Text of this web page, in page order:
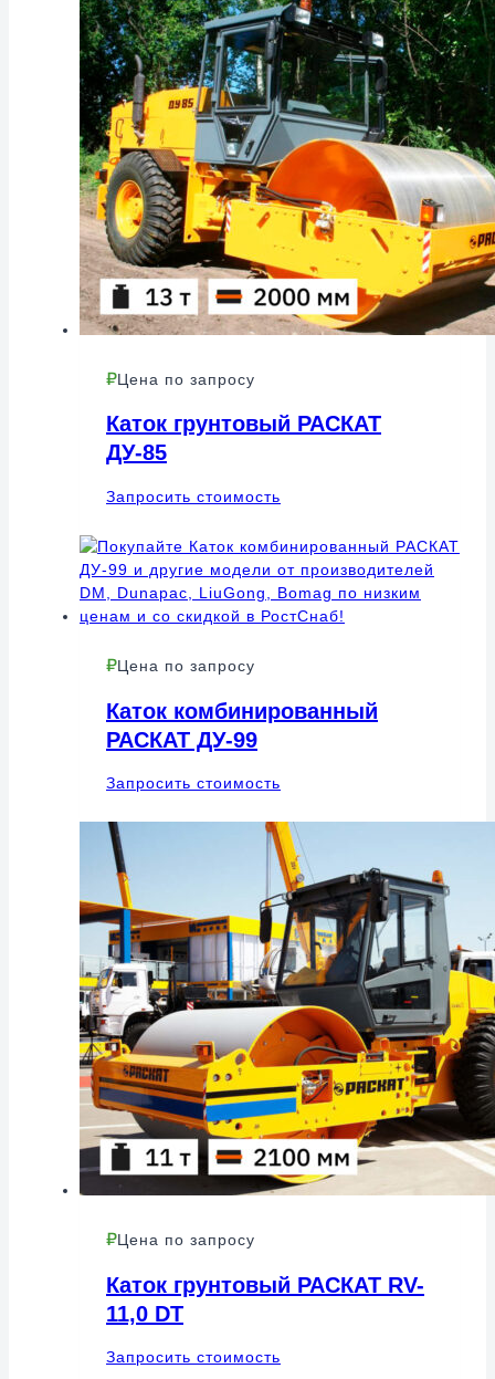
Цена по запросу
Каток грунтовый РАСКАТ
ДУ-85
Запросить стоимость
Цена по запросу
Каток комбинированный
РАСКАТ ДУ-99
Запросить стоимость
Цена по запросу
Каток грунтовый РАСКАТ RV-
11,0 DT
Запросить стоимость